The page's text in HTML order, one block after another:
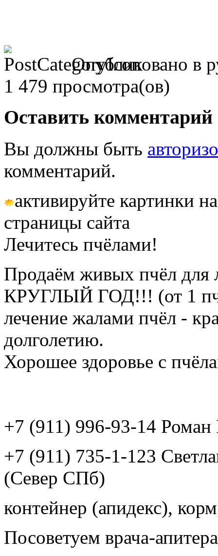
Опубликовано в
1 479 просмотра(ов)
Оставить комментарий
Вы должны быть
комментарий.
активируйте картинки
страницы сайта
Лечитесь пчёлами!
Продаём живых пчёл для
КРУГЛЫЙ ГОД!!! (от 1
лечение жалами пчёл -
долголетию.
Хорошее здоровье с
+7 (911) 996-93-14
+7 (911) 735-1-123
(Север СПб)
контейнер (апидекс),
Посоветуем врача-